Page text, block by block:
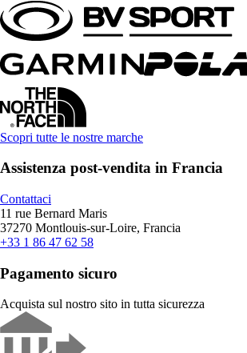
Scopri tutte le nostre marche
Assistenza post-vendita in Francia
Contattaci
11 rue Bernard Maris
37270 Montlouis-sur-Loire, Francia
+33 1 86 47 62 58
Pagamento sicuro
Acquista sul nostro sito in tutta sicurezza